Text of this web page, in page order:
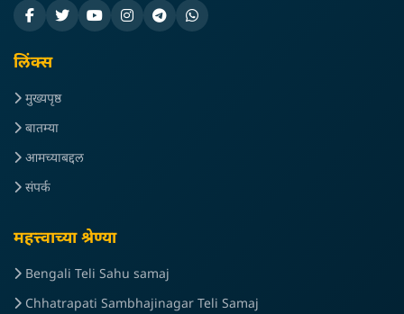
लिंक्स
मुख्यपृष्ठ
बातम्या
आमच्याबद्दल
संपर्क
महत्त्वाच्या श्रेण्या
Bengali Teli Sahu samaj
Chhatrapati Sambhajinagar Teli Samaj